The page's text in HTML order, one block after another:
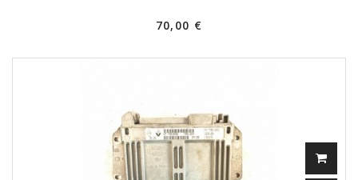
70,00 €